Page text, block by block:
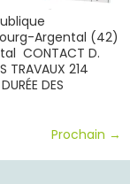
Bourg-Argental (42)
CONTACT D.
TRAVAUX 214
DES
Prochain →